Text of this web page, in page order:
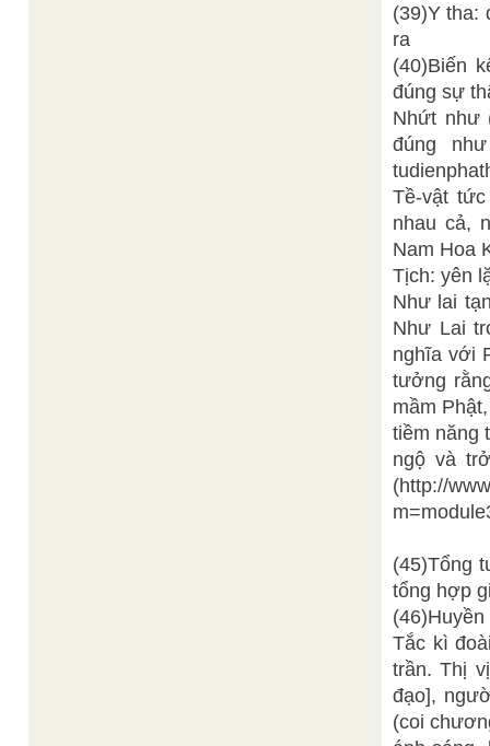
(39)Y tha:
ra
(40)Biến
đúng sự
Nhứt như
đúng
Tề-vật
nhau cả,
Nam Hoa
Tịch: yên
Như lai
Như Lai
nghĩa với
tưởng
mầm
tiềm năng
ngộ và
(http://
(45)Tổng
tổng hợp
Tắc kì
trần. Thị
đạo],
(coi